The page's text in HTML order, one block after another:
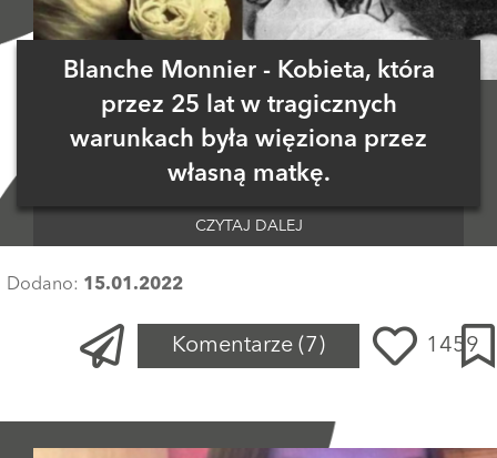
Blanche Monnier - Kobieta, która
przez 25 lat w tragicznych
warunkach była więziona przez
własną matkę.
CZYTAJ DALEJ
Dodano: 15.01.2022
Komentarze (7) 1459